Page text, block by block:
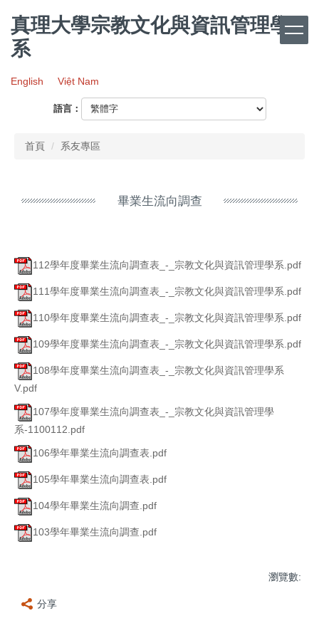
主
要
容
真理大學宗教文化與資訊管理學
系
English Việt Nam
語言：
首頁 系友專區
畢業生流向調查
112學年度畢業生流向調查表_-_宗教文化與資訊管理學系.pdf
111學年度畢業生流向調查表_-_宗教文化與資訊管理學系.pdf
110學年度畢業生流向調查表_-_宗教文化與資訊管理學系.pdf
109學年度畢業生流向調查表_-_宗教文化與資訊管理學系.pdf
108學年度畢業生流向調查表_-_宗教文化與資訊管理學系
V.pdf
107學年度畢業生流向調查表_-_宗教文化與資訊管理學
系-1100112.pdf
106學年畢業生流向調查表.pdf
105學年畢業生流向調查表.pdf
104學年畢業生流向調查.pdf
103學年畢業生流向調查.pdf
瀏覽數:
分享